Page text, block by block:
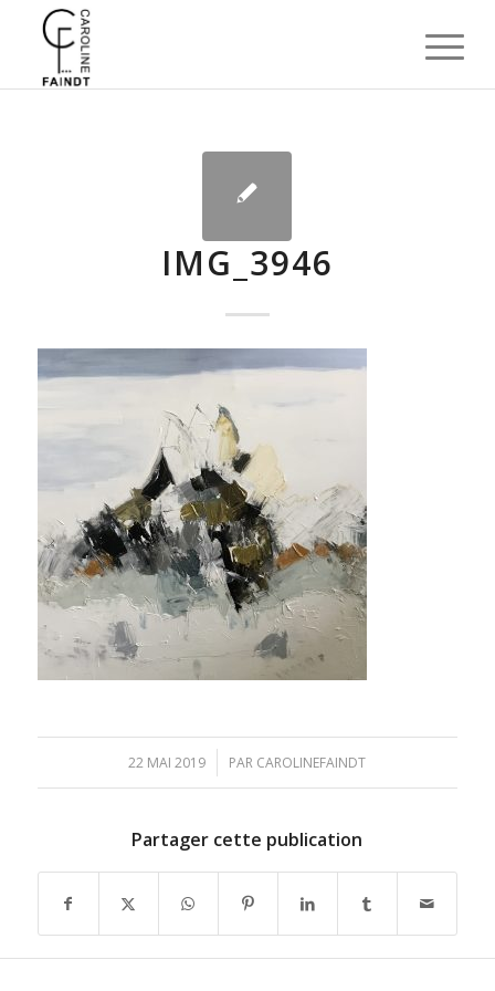
IMG_3946
22 MAI 2019
/ PAR CAROLINEFAINDT
Partager cette publication